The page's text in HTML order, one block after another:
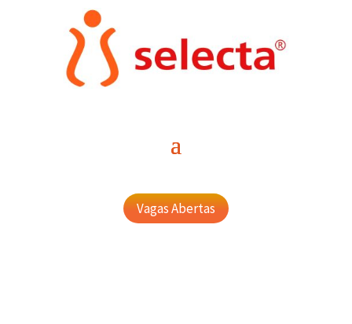
Vagas Abertas